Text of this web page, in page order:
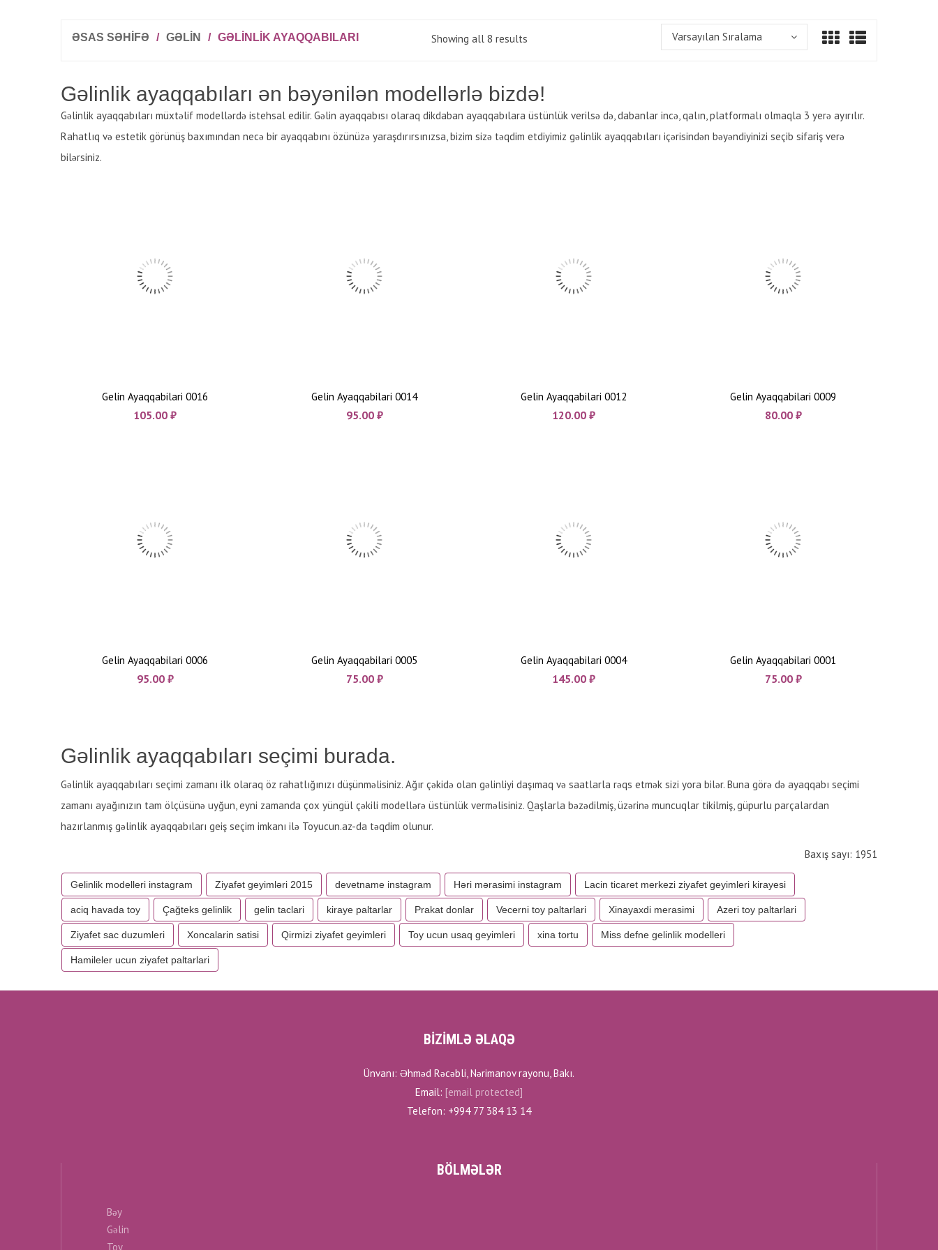
ƏSAS SƏHİFƏ / GƏLIN / GƏLINLIK AYAQQABILARI Showing all 8 results Varsayılan Sıralama
Gəlinlik ayaqqabıları ən bəyənilən modellərlə bizdə!
Gəlinlik ayaqqabıları müxtəlif modellərdə istehsal edilir. Gəlin ayaqqabısı olaraq dikdaban ayaqqabılara üstünlük verilsə də, dabanlar incə, qalın, platformalı olmaqla 3 yerə ayırılır.
Rahatlıq və estetik görünüş baxımından necə bir ayaqqabını özünüzə yaraşdırırsınızsa, bizim sizə təqdim etdiyimiz gəlinlik ayaqqabıları içərisindən bəyəndiyinizi seçib sifariş verə
bilərsiniz.
Gelin Ayaqqabilari 0016
105.00 ₼
Gelin Ayaqqabilari 0014
95.00 ₼
Gelin Ayaqqabilari 0012
120.00 ₼
Gelin Ayaqqabilari 0009
80.00 ₼
Gelin Ayaqqabilari 0006
95.00 ₼
Gelin Ayaqqabilari 0005
75.00 ₼
Gelin Ayaqqabilari 0004
145.00 ₼
Gelin Ayaqqabilari 0001
75.00 ₼
Gəlinlik ayaqqabıları seçimi burada.
Gəlinlik ayaqqabıları seçimi zamanı ilk olaraq öz rahatlığınızı düşünməlisiniz. Ağır çəkidə olan gəlinliyi daşımaq və saatlarla rəqs etmək sizi yora bilər. Buna görə də ayaqqabı seçimi
zamanı ayağınızın tam ölçüsünə uyğun, eyni zamanda çox yüngül çəkili modellərə üstünlük verməlisiniz. Qaşlarla bəzədilmiş, üzərinə muncuqlar tikilmiş, güpurlu parçalardan
hazırlanmış gəlinlik ayaqqabıları geiş seçim imkanı ilə Toyucun.az-da təqdim olunur.
Baxış sayı: 1951
Gelinlik modelleri instagram Ziyafət geyimləri 2015 devetname instagram Həri mərasimi instagram Lacin ticaret merkezi ziyafet geyimleri kirayesi
aciq havada toy Çağteks gelinlik gelin taclari kiraye paltarlar Prakat donlar Vecerni toy paltarlari Xinayaxdi merasimi Azeri toy paltarlari
Ziyafet sac duzumleri Xoncalarin satisi Qirmizi ziyafet geyimleri Toy ucun usaq geyimleri xina tortu Miss defne gelinlik modelleri
Hamileler ucun ziyafet paltarlari
BİZİMLƏ ƏLAQƏ
Ünvanı: Əhməd Rəcəbli, Nərimanov rayonu, Bakı.
Email: [email protected]
Telefon: +994 77 384 13 14
BÖLMƏLƏR
Bəy
Gəlin
Toy